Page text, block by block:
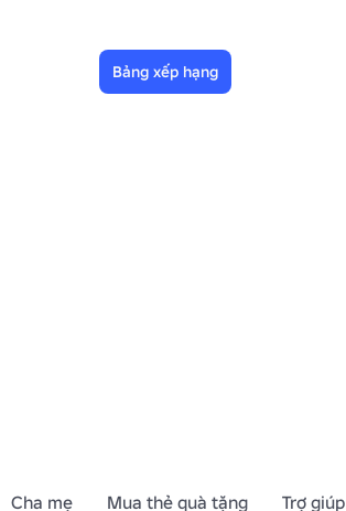
Bảng xếp hạng
Cha mẹ Mua thẻ quà tặng Trợ giúp